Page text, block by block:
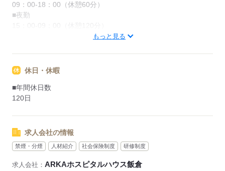
09：00-18：00（休憩60分）
■夜勤
もっと見る
休日・休暇
■年間休日数
120日
求人会社の情報
禁煙・分煙 人材紹介 社会保険制度 研修制度
求人会社： ARKAホスピタルハウス飯倉